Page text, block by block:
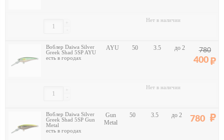
-
+ Нет в наличии
Воблер Daiwa Silver
Greek Shad 5SP AYU
есть в городах
AYU 50 3.5 до 2 780
400
-
+ Нет в наличии
Воблер Daiwa Silver
Greek Shad 5SP Gun
Metal
есть в городах
Gun
Metal
50 3.5 до 2 780